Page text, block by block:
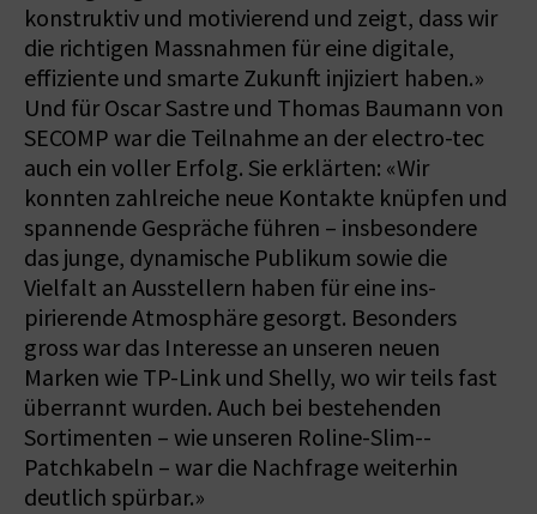
konstruktiv und motivierend und zeigt, dass wir
die richtigen Massnahmen für eine digitale,
effiziente und smarte Zukunft injiziert haben.»
Und für Oscar Sastre und Thomas Baumann von
SECOMP war die Teilnahme an der electro-tec
auch ein voller Erfolg. Sie erklärten: «Wir
konnten zahlreiche neue Kontakte knüpfen und
spannende Gespräche führen – insbesondere
das junge, dynamische Publikum sowie die
Vielfalt an Ausstellern haben für eine ins­
pirierende Atmosphäre gesorgt. Besonders
gross war das Interesse an unseren neuen
Marken wie TP-Link und Shelly, wo wir teils fast
überrannt wurden. Auch bei bestehenden
Sortimenten – wie unseren Roline-Slim-­
Patchkabeln – war die Nachfrage weiterhin
deutlich spürbar.»